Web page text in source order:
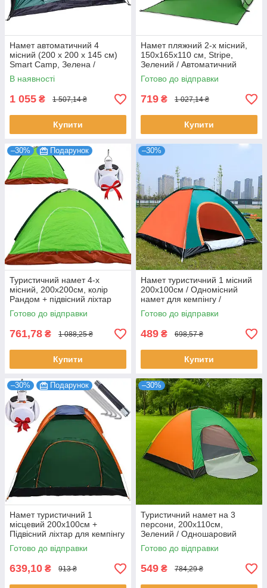
Намет автоматичний 4
місний (200 х 200 х 145 см)
Smart Camp, Зелена /
Кемпінговий намет для
відпочинку
В наявності
1 055 ₴ 1 507,14 ₴
Купити
Намет пляжний 2-х місний,
150х165х110 см, Stripe,
Зелений / Автоматичний
намет для кемпінгу
Готово до відправки
719 ₴ 1 027,14 ₴
Купити
–30% Подарунок
Туристичний намет 4-х
місний, 200х200см, колір
Рандом + підвісний ліхтар
для кемпінгу
Готово до відправки
761,78 ₴ 1 088,25 ₴
Купити
–30%
Намет туристичний 1 місний
200х100см / Одномісний
намет для кемпінгу /
Водонепроникний тент
Готово до відправки
489 ₴ 698,57 ₴
Купити
–30% Подарунок
Намет туристичний 1
місцевий 200х100см +
Підвісний ліхтар для кемпінгу
/ Тент для походів
Готово до відправки
639,10 ₴ 913 ₴
–30%
Туристичний намет на 3
персони, 200х110см,
Зелений / Одношаровий
намет тримісний / Намет для
кемпінгу
Готово до відправки
549 ₴ 784,29 ₴